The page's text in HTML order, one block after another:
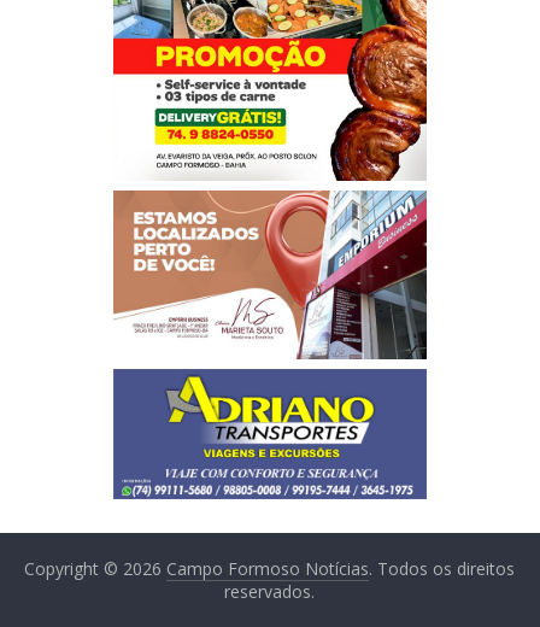
Copyright © 2026 Campo Formoso Notícias. Todos os direitos
reservados.